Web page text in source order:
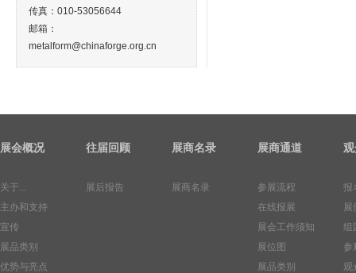
传真：010-53056644
邮箱：
metalform@chinaforge.org.cn
展会概况
关于...
主办和支持
宣传
展品类别
优势与亮点
往届回顾
展后报告
展商名录
展商名录
展商通道
参展流程
在线报展
展会工作须知
展位图
展品类别
报
展
组
参
观